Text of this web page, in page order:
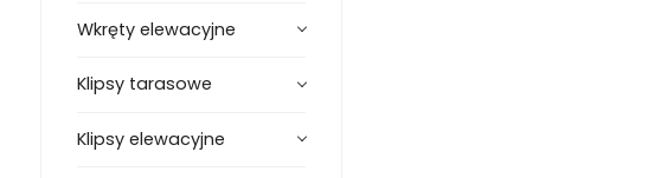
Wkręty elewacyjne
Klipsy tarasowe
Klipsy elewacyjne